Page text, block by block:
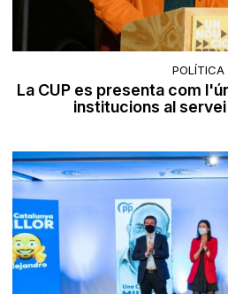
POLÍTICA
La CUP es presenta com
institucions al